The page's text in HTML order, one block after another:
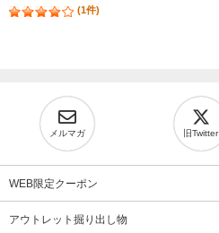
(1件)
メルマガ 旧Twitter
WEB限定クーポン
アウトレット掘り出し物